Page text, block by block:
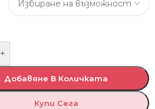
+
Добавяне В Количката
Купи Сега